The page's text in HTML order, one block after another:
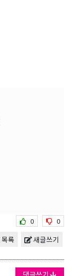
0 0
새글쓰기
목록